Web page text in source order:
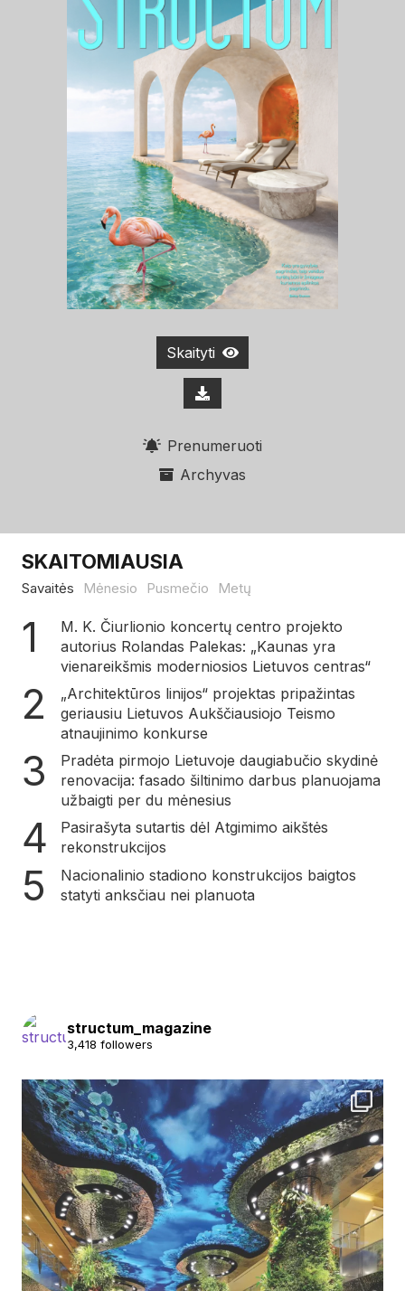
Skaityti
Prenumeruoti
Archyvas
SKAITOMIAUSIA
Savaitės Mėnesio Pusmečio Metų
M. K. Čiurlionio koncertų centro projekto
autorius Rolandas Palekas: „Kaunas yra
vienareikšmis moderniosios Lietuvos centras“
„Architektūros linijos“ projektas pripažintas
geriausiu Lietuvos Aukščiausiojo Teismo
atnaujinimo konkurse
Pradėta pirmojo Lietuvoje daugiabučio skydinė
renovacija: fasado šiltinimo darbus planuojama
užbaigti per du mėnesius
Pasirašyta sutartis dėl Atgimimo aikštės
rekonstrukcijos
Nacionalinio stadiono konstrukcijos baigtos
statyti anksčiau nei planuota
structum_magazine
3,418 followers